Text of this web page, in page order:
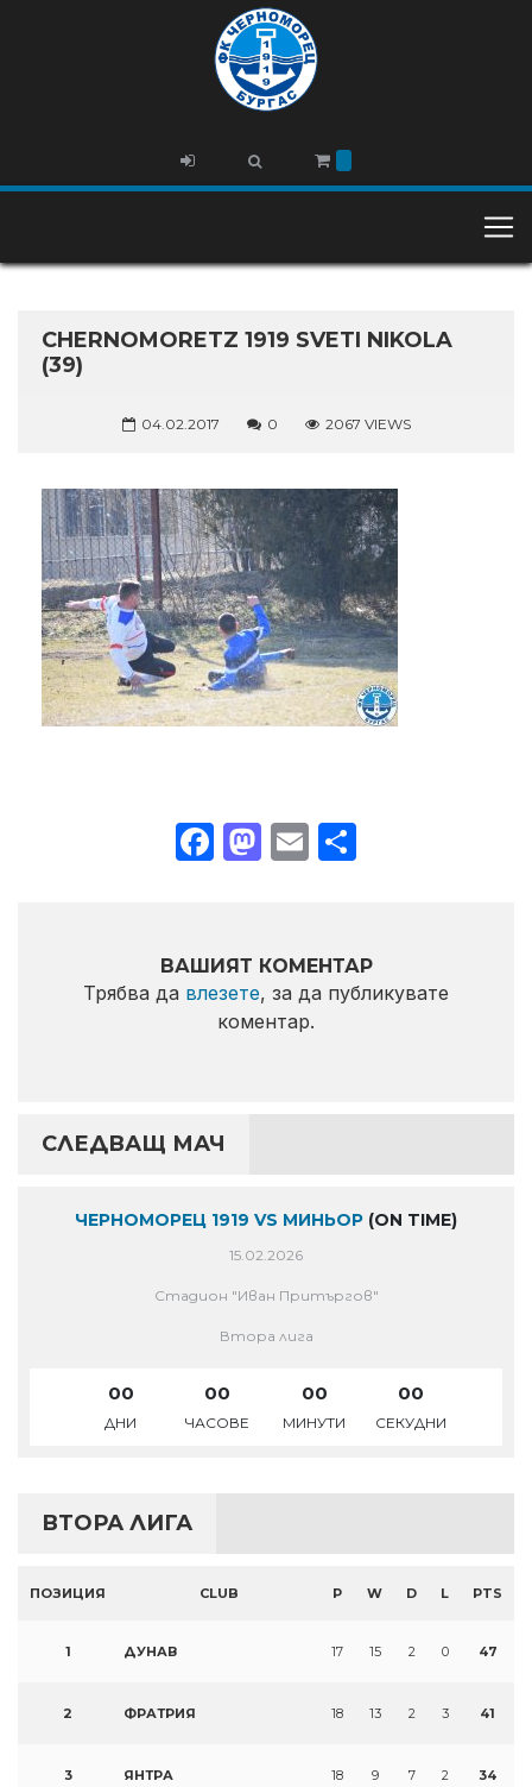
CHERNOMORETZ 1919 SVETI NIKOLA
(39)
04.02.2017 0 2067 VIEWS
Facebook
Mastodon
Email
ВАШИЯТ КОМЕНТАР
Трябва да влезете, за да публикувате
коментар.
СЛЕДВАЩ МАЧ
ЧЕРНОМОРЕЦ 1919 VS МИНЬОР (ON TIME)
15.02.2026
Стадион "Иван Притъргов"
Втора лига
00
ДНИ
00
ЧАСОВЕ
00
МИНУТИ
00
СЕКУДНИ
ВТОРА ЛИГА
ПОЗИЦИЯ CLUB P W D L PTS
1 ДУНАВ 17 15 2 0 47
2 ФРАТРИЯ 18 13 2 3 41
3 ЯНТРА 18 9 7 2 34